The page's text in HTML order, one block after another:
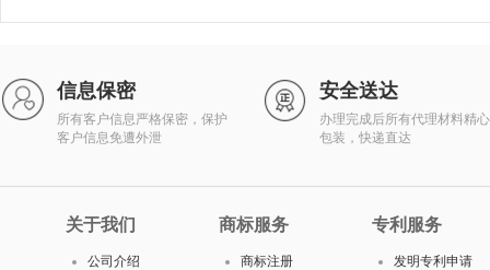
信息保密
所有客户信息严格保密，保护
客户信息免遭外泄
安全送达
办理完成后所有代理材料精心
包装，快递直达
关于我们
公司介绍
商标服务
商标注册
专利服务
发明专利申请